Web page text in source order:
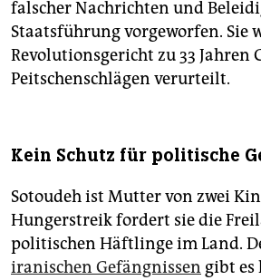
falscher Nachrichten und
Staatsführung vorgeworfen. Sie
Revolutionsgericht zu 33 Jahren
Peitschenschlägen verurteilt.
Kein Schutz für politische
Sotoudeh ist Mutter von zwei
Hungerstreik fordert sie die
politischen Häftlinge im Land.
iranischen Gefängnissen gibt es